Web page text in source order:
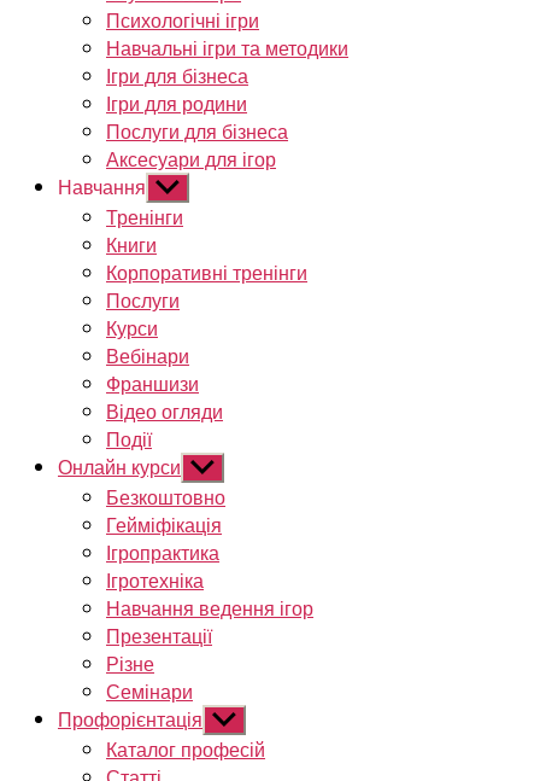
Психологічні ігри
Навчальні ігри та методики
Ігри для бізнеса
Ігри для родини
Послуги для бізнеса
Аксесуари для ігор
Навчання Показати
підменю
Тренінги
Книги
Корпоративні тренінги
Послуги
Курси
Вебінари
Франшизи
Відео огляди
Події
Онлайн курси Показати
підменю
Безкоштовно
Гейміфікація
Ігропрактика
Ігротехніка
Навчання ведення ігор
Презентації
Різне
Семінари
Профорієнтація Показати
підменю
Каталог професій